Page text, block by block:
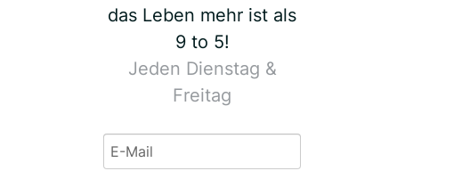
das Leben mehr ist als
9 to 5!
Jeden Dienstag &
Freitag